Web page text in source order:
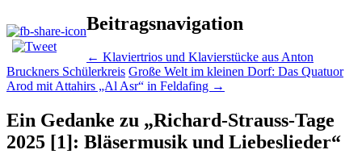
Beitragsnavigation
← Klaviertrios und Klavierstücke aus Anton
Bruckners Schülerkreis Große Welt im kleinen Dorf: Das Quatuor
Arod mit Attahirs „Al Asr“ in Feldafing →
Ein Gedanke zu „Richard-Strauss-Tage
2025 [1]: Bläsermusik und Liebeslieder“